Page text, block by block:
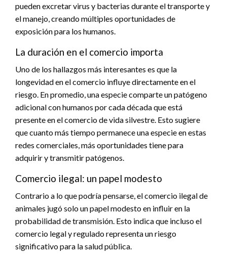
pueden excretar virus y bacterias durante el transporte y
el manejo, creando múltiples oportunidades de
exposición para los humanos.
La duración en el comercio importa
Uno de los hallazgos más interesantes es que la
longevidad en el comercio influye directamente en el
riesgo. En promedio, una especie comparte un patógeno
adicional con humanos por cada década que está
presente en el comercio de vida silvestre. Esto sugiere
que cuanto más tiempo permanece una especie en estas
redes comerciales, más oportunidades tiene para
adquirir y transmitir patógenos.
Comercio ilegal: un papel modesto
Contrario a lo que podría pensarse, el comercio ilegal de
animales jugó solo un papel modesto en influir en la
probabilidad de transmisión. Esto indica que incluso el
comercio legal y regulado representa un riesgo
significativo para la salud pública.